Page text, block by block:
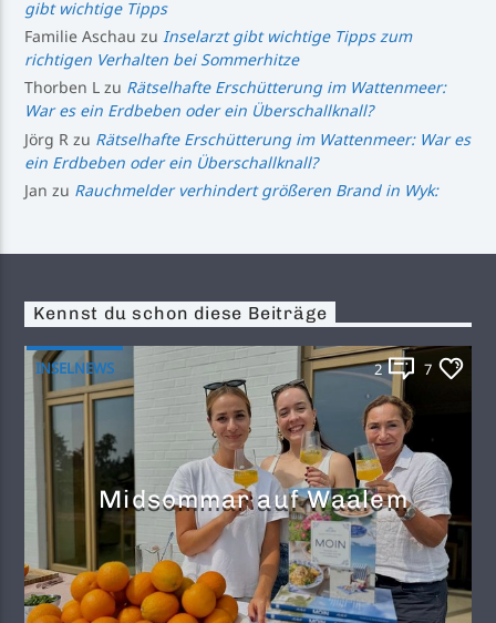
gibt wichtige Tipps
Familie Aschau zuInselarzt gibt wichtige Tipps zum
richtigen Verhalten bei Sommerhitze
Thorben L zu Rätselhafte Erschütterung im Wattenmeer:
War es ein Erdbeben oder ein Überschallknall?
Jörg R zu Rätselhafte Erschütterung im Wattenmeer: War es
ein Erdbeben oder ein Überschallknall?
Jan zu Rauchmelder verhindert größeren Brand in Wyk:
Kennst du schon diese Beiträge
INSELNEWS 2 7
Midsommar auf Waalem